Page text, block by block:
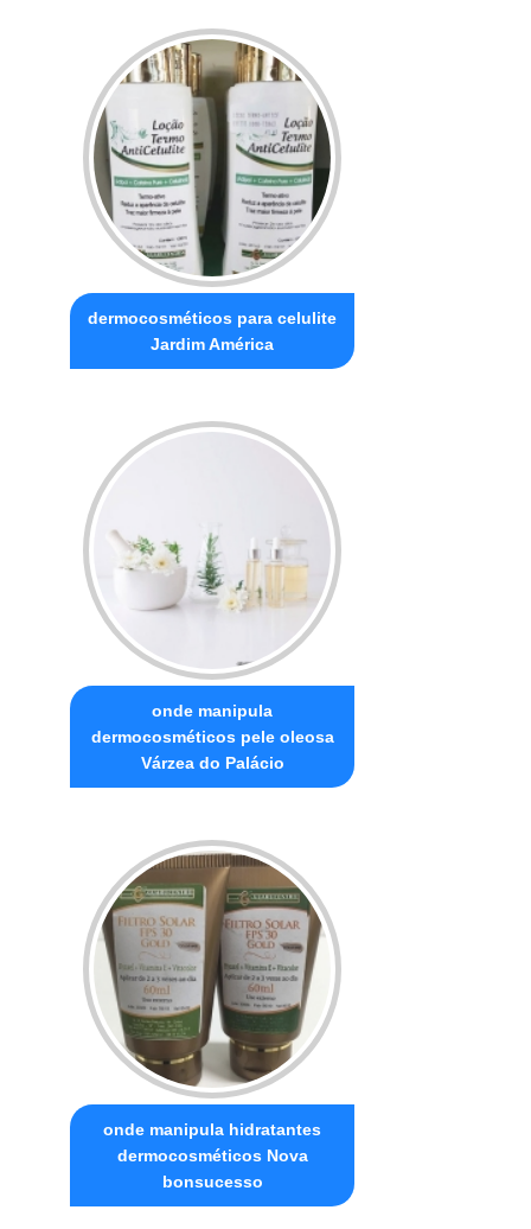
dermocosméticos para celulite
Jardim América
onde manipula
dermocosméticos pele oleosa
Várzea do Palácio
onde manipula hidratantes
dermocosméticos Nova
bonsucesso